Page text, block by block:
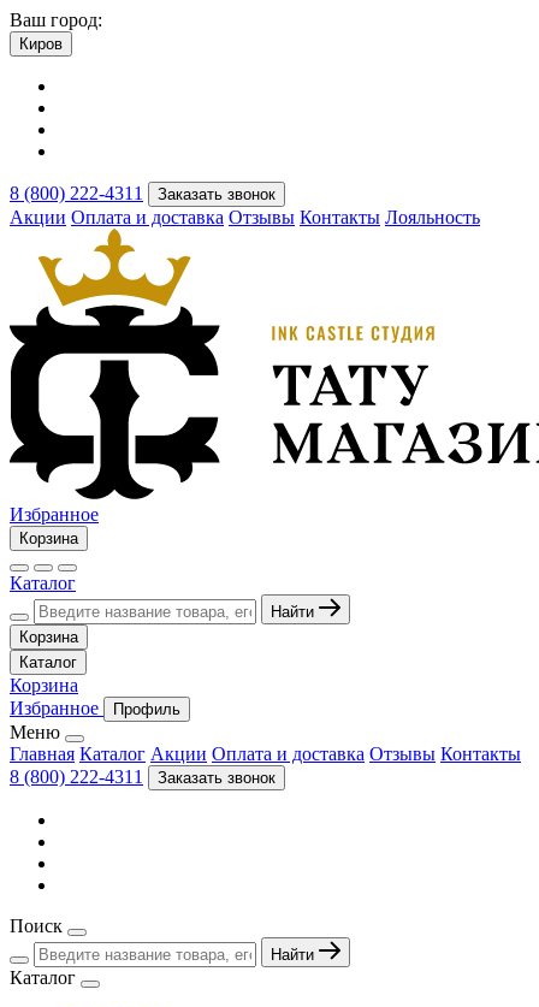
Ваш город:
Киров
8 (800) 222-4311 Заказать звонок
Акции Оплата и доставка Отзывы Контакты Лояльность
Избранное
Корзина
Каталог
Найти
Корзина
Каталог
Корзина
Избранное
Профиль
Меню
Главная Каталог Акции Оплата и доставка Отзывы Контакты
8 (800) 222-4311
Заказать звонок
Поиск
Найти
Каталог